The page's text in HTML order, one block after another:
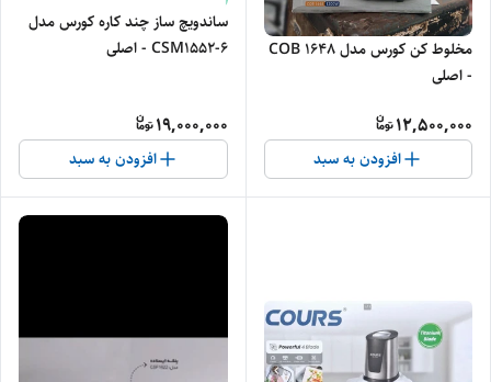
مخلوط کن کورس مدل COB 1648
- اصلی
12,500,000
افزودن به سبد
ساندویچ ساز چند کاره کورس مدل
CSM1552-6 - اصلی
19,000,000
افزودن به سبد